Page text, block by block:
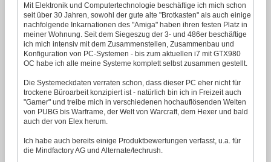
Mit Elektronik und Computertechnologie beschäftige ich mich schon
seit über 30 Jahren, sowohl der gute alte "Brotkasten" als auch einige
nachfolgende Inkarnationen des "Amiga" haben ihren festen Platz in
meiner Wohnung. Seit dem Siegeszug der 3- und 486er beschäftige
ich mich intensiv mit dem Zusammenstellen, Zusammenbau und
Konfiguration von PC-Systemen - bis zum aktuellen i7 mit GTX980
OC habe ich alle meine Systeme komplett selbst zusammen gestellt.
Die Systemeckdaten verraten schon, dass dieser PC eher nicht für
trockene Büroarbeit konzipiert ist - natürlich bin ich in Freizeit auch
"Gamer" und treibe mich in verschiedenen hochauflösenden Welten
von PUBG bis Warframe, der Welt von Warcraft, dem Hexer und bald
auch der von Elex herum.
Ich habe auch bereits einige Produktbewertungen verfasst, u.a. für
die Mindfactory AG und Alternate/techrush.